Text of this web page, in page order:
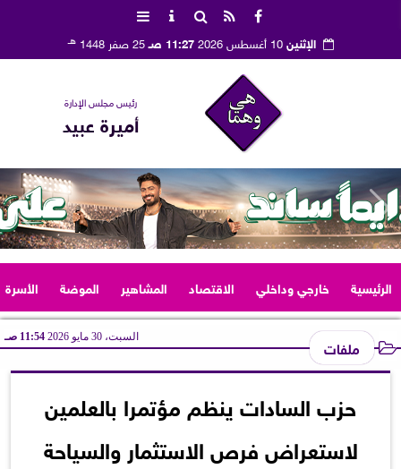
الإثنين10 أغسطس 2026 11:27 صـ 25 صفر 1448 هـ
رئيس مجلس الإدارة
أميرة عبيد
الرئيسية خارجي وداخلي الاقتصاد المشاهير الموضة الأسرة
ملفات السبت، 30 مايو 2026 11:54 صـ
حزب السادات ينظم مؤتمرا بالعلمين
لاستعراض فرص الاستثمار والسياحة